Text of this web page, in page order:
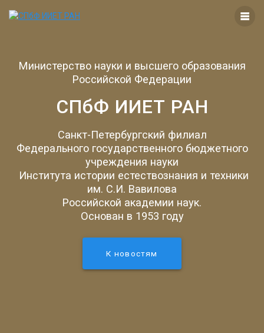
Министерство науки и высшего образования
Российской Федерации
СПбФ ИИЕТ РАН
Санкт-Петербургский филиал
Федерального государственного бюджетного
учреждения науки
Института истории естествознания и техники
им. С.И. Вавилова
Российской академии наук.
Основан в 1953 году
К новостям